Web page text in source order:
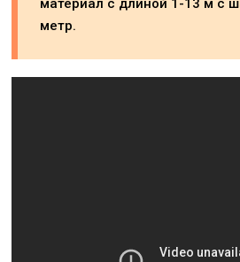
материал с длиной 1-13 м с
метр.